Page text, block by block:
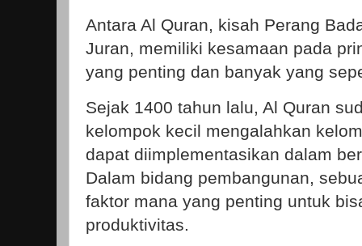
Antara Al Quran, kisah Perang
Juran, memiliki kesamaan pada
yang penting dan banyak yang
Sejak 1400 tahun lalu, Al Quran
kelompok kecil mengalahkan
dapat diimplementasikan dalam
Dalam bidang pembangunan,
faktor mana yang penting untuk
produktivitas.